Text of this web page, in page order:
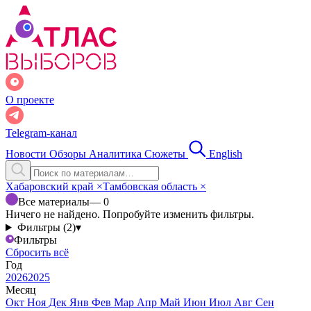
О проекте
Telegram-канал
Новости Обзоры Аналитика Сюжеты English
Хабаровский край ×Тамбовская область ×
Все материалы— 0
Ничего не найдено. Попробуйте изменить фильтры.
Фильтры (2)▾
Фильтры
Сбросить всё
Год
20262025
Месяц
Окт Ноя Дек Янв Фев Мар Апр Май Июн Июл Авг Сен